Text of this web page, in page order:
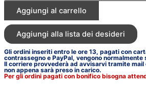
Aggiungi al carrello
Aggiungi alla lista dei desideri
Gli ordini inseriti entro le ore 13, pagati con
contrassegno e PayPal, vengono
Il corriere provvederà ad avvisarvi tramite
non appena sarà preso in carico.
Per gli ordini pagati con bonifico bisogna